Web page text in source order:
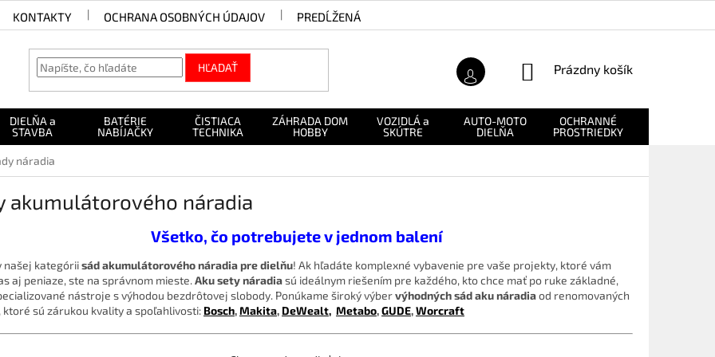
KONTAKTY OCHRANA OSOBNÝCH ÚDAJOV PREDĹŽENÁ ZÁRUKA
HĽADAŤ
NÁKUPNÝ
Prázdny košík
DIELŇA a
STAVBA
BATÉRIE
NABÍJAČKY
ČISTIACA
TECHNIKA
ZÁHRADA DOM
HOBBY
VOZIDLÁ a
SKÚTRE
AUTO-MOTO
DIELŇA
OCHRANNÉ
PROSTRIEDKY
náradia
akumulátorového náradia
Všetko, čo potrebujete v jednom balení
našej kategóriisád akumulátorového náradia pre dielňu! Ak hľadáte komplexné vybavenie pre vaše projekty, ktoré vám
aj peniaze, ste na správnom mieste.Aku sety náradiasú ideálnym riešením pre každého, kto chce mať po ruke základné,
nástroje s výhodou bezdrôtovej slobody. Ponúkame široký výbervýhodných sád aku náradiaod renomovaných
ktoré sú zárukou kvality a spoľahlivosti: Bosch,Makita, DeWealt, Metabo,GUDE,Worcraft